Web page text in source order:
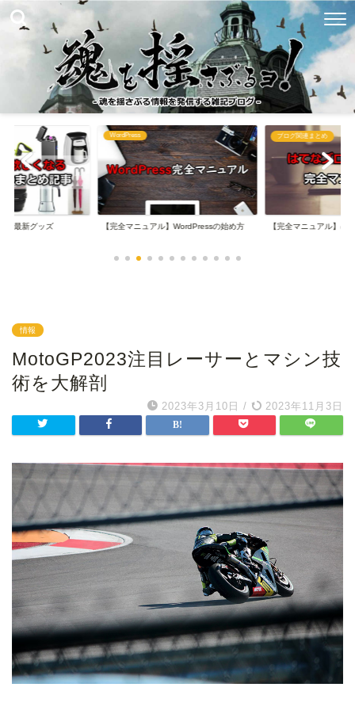
る最新グッズ
WordPress
【完全マニュアル】WordPressの始め方
ブログ関連まとめ
【完全マニュアル】は
情報
MotoGP2023注目レーサーとマシン技
術を大解剖
2023年3月10日 / 2023年11月3日